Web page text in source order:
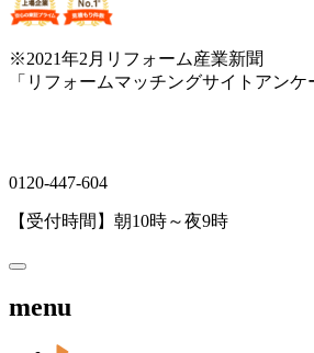
※2021年2月リフォーム産業新聞
「リフォームマッチングサイトアンケ
0120-447-604
【受付時間】朝10時～夜9時
menu